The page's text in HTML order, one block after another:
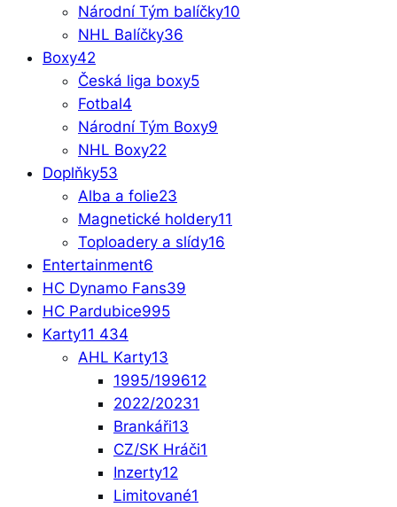
Národní Tým balíčky10
NHL Balíčky36
Boxy42
Česká liga boxy5
Fotbal4
Národní Tým Boxy9
NHL Boxy22
Doplňky53
Alba a folie23
Magnetické holdery11
Toploadery a slídy16
Entertainment6
HC Dynamo Fans39
HC Pardubice995
Karty11 434
AHL Karty13
1995/199612
2022/20231
Brankáři13
CZ/SK Hráči1
Inzerty12
Limitované1